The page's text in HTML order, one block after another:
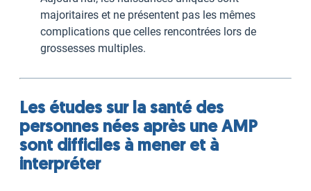
majoritaires et ne présentent pas les mêmes
complications que celles rencontrées lors de
grossesses multiples.
Les études sur la santé des
personnes nées après une AMP
sont difficiles à mener et à
interpréter